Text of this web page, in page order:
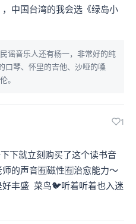
中国台湾的我会选《绿岛小
谣音乐人还有杨一，非常好的纯
口琴、怀里的吉他、沙哑的嗓
。
1
下下就立刻购买了这个读书音
的声音🈶磁性🈶治愈能力～
丰盛  菜鸟🐦听着听着也入迷